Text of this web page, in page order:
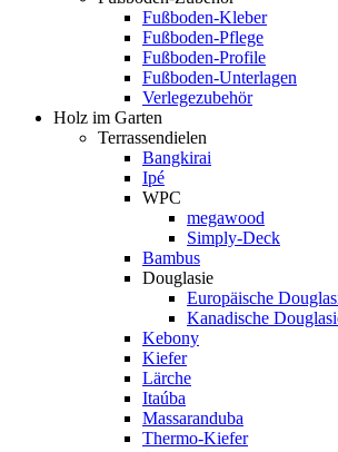
Fußboden-Kleber
Fußboden-Pflege
Fußboden-Profile
Fußboden-Unterlagen
Verlegezubehör
Holz im Garten
Terrassendielen
Bangkirai
Ipé
WPC
megawood
Simply-Deck
Bambus
Douglasie
Europäische
Kanadische
Kebony
Kiefer
Lärche
Itaúba
Massaranduba
Thermo-Kiefer